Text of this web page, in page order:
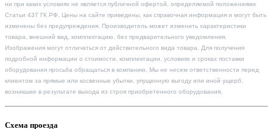
ни при каких условиях не является публичной офертой, определяемой положениями
Статьи 437 ГК РФ. Цены на сайте приведены, как справочная информация и могут быть
изменены без предупреждения. Производитель может изменить характеристики
товара, внешний вид, комплектацию, без предварительного уведомления.
Изображения могут отличаться от действительного вида товара. Для получения
подробной информации о стоимости, комплектации, условиях и сроках поставки
оборудования просьба обращаться в компанию. Мы не несем ответственности перед
клиентом за прямые или косвенные убытки, упущенную выгоду или иной ущерб,
возникшие в результате выхода из строя приобретенного оборудования.
Схема проезда